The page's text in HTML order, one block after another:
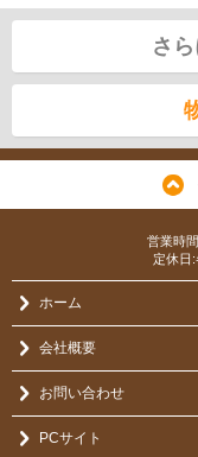
さ
営業時
定休日
ホーム
会社概要
お問い合わせ
PCサイト